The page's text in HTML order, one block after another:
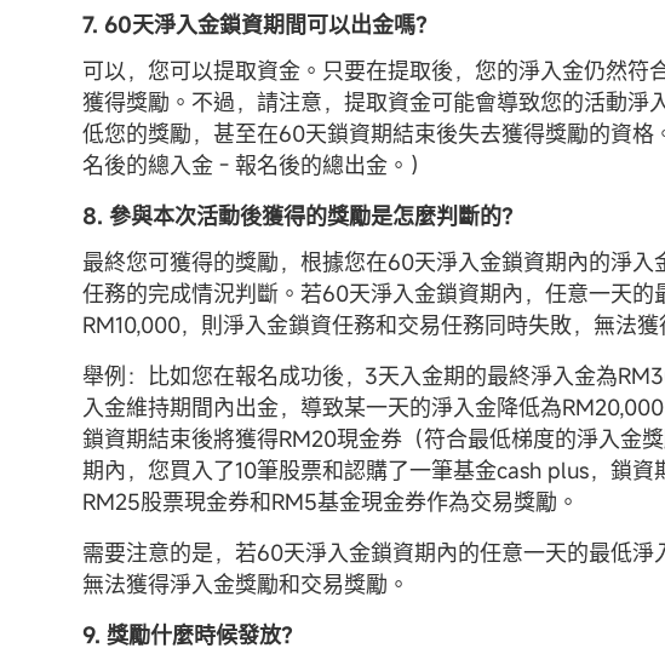
7. 60天淨入金鎖資期間可以出金嗎？
可以，您可以提取資金。只要在提取後，您的淨入金仍然符
獲得獎勵。不過，請注意，提取資金可能會導致您的活動淨
低您的獎勵，甚至在60天鎖資期結束後失去獲得獎勵的資格
名後的總入金 - 報名後的總出金。）
8. 參與本次活動後獲得的獎勵是怎麼判斷的？
最終您可獲得的獎勵，根據您在60天淨入金鎖資期內的淨入
任務的完成情況判斷。若60天淨入金鎖資期內，任意一天的
RM10,000，則淨入金鎖資任務和交易任務同時失敗，無法獲
舉例：比如您在報名成功後，3天入金期的最終淨入金為
入金維持期間內出金，導致某一天的淨入金降低為
鎖資期結束後將獲得RM20現金券（符合最低梯度的淨入金
期內，您買入了10筆股票和認購了一筆基金cash plus，鎖資
RM25股票現金券和RM5基金現金券作為交易獎勵。
需要注意的是，若60天淨入金鎖資期內的任意一天的最低淨
無法獲得淨入金獎勵和交易獎勵。
9. 獎勵什麼時候發放？